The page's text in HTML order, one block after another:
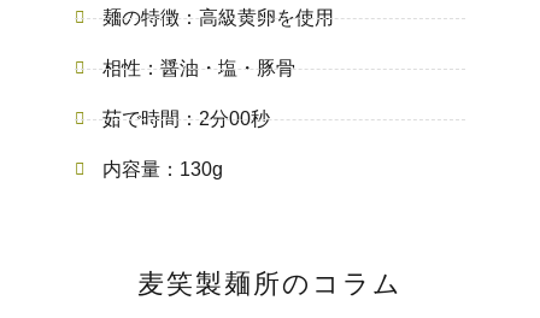
麺の特徴：高級黄卵を使用
相性：醤油・塩・豚骨
茹で時間：2分00秒
内容量：130g
麦笑製麺所のコラム